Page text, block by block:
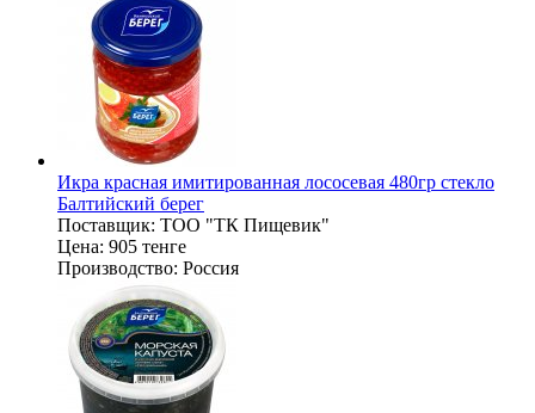
Икра красная имитированная лососевая 480гр стекло
Балтийский берег
Поставщик: ТОО "ТК Пищевик"
Цена: 905 тенге
Производство: Россия